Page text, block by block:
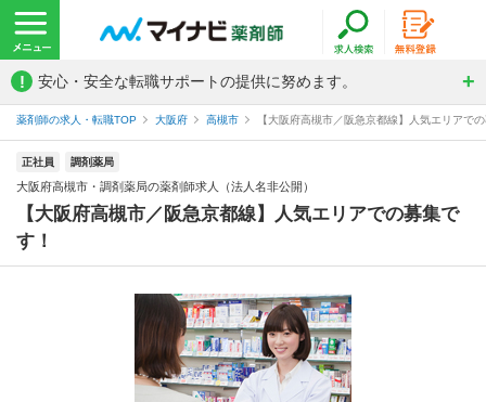
! 安心・安全な転職サポートの提供に努めます。
薬剤師の求人・転職TOP 大阪府 高槻市 【大阪府高槻市／阪急京都線】人気エリアで
正社員 調剤薬局
大阪府高槻市・調剤薬局の薬剤師求人（法人名非公開）
【大阪府高槻市／阪急京都線】人気エリアでの募集で
す！